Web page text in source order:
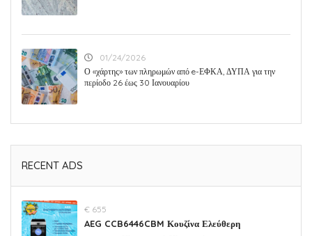
01/24/2026
Ο «χάρτης» των πληρωμών από e-ΕΦΚΑ, ΔΥΠΑ για την
περίοδο 26 έως 30 Ιανουαρίου
RECENT ADS
€ 655
AEG CCB6446CBM Κουζίνα Ελεύθερη